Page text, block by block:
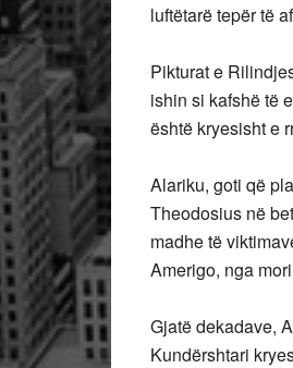
luftëtarë tepër të
Pikturat e
ishin si kafshë të
është kryesisht e
Alariku, goti që
Theodosius në
madhe të
Amerigo, nga
Gjatë dekadave,
Kundërshtari